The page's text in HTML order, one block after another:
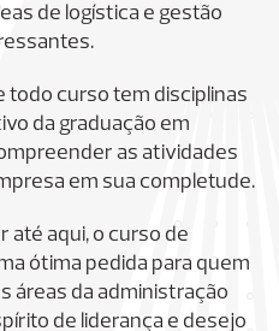
de logística e gestão
todo curso tem disciplinas
da graduação em
as atividades
em sua completude.
até aqui, o curso de
ótima pedida para quem
áreas da administração
de liderança e desejo